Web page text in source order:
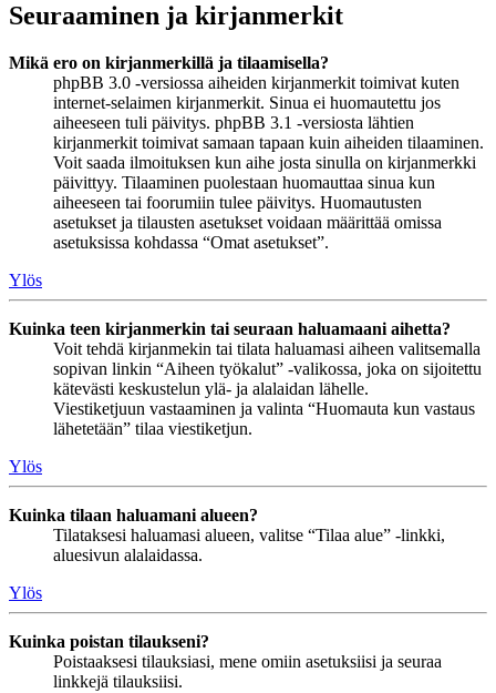
Seuraaminen ja kirjanmerkit
Mikä ero on kirjanmerkillä ja tilaamisella?
phpBB 3.0 -versiossa aiheiden kirjanmerkit toimivat kuten
internet-selaimen kirjanmerkit. Sinua ei huomautettu jos
aiheeseen tuli päivitys. phpBB 3.1 -versiosta lähtien
kirjanmerkit toimivat samaan tapaan kuin aiheiden tilaaminen.
Voit saada ilmoituksen kun aihe josta sinulla on kirjanmerkki
päivittyy. Tilaaminen puolestaan huomauttaa sinua kun
aiheeseen tai foorumiin tulee päivitys. Huomautusten
asetukset ja tilausten asetukset voidaan määrittää omissa
asetuksissa kohdassa “Omat asetukset”.
Ylös
Kuinka teen kirjanmerkin tai seuraan haluamaani aihetta?
Voit tehdä kirjanmekin tai tilata haluamasi aiheen valitsemalla
sopivan linkin “Aiheen työkalut” -valikossa, joka on sijoitettu
kätevästi keskustelun ylä- ja alalaidan lähelle.
Viestiketjuun vastaaminen ja valinta “Huomauta kun vastaus
lähetetään” tilaa viestiketjun.
Ylös
Kuinka tilaan haluamani alueen?
Tilataksesi haluamasi alueen, valitse “Tilaa alue” -linkki,
aluesivun alalaidassa.
Ylös
Kuinka poistan tilaukseni?
Poistaaksesi tilauksiasi, mene omiin asetuksiisi ja seuraa
linkkejä tilauksiisi.